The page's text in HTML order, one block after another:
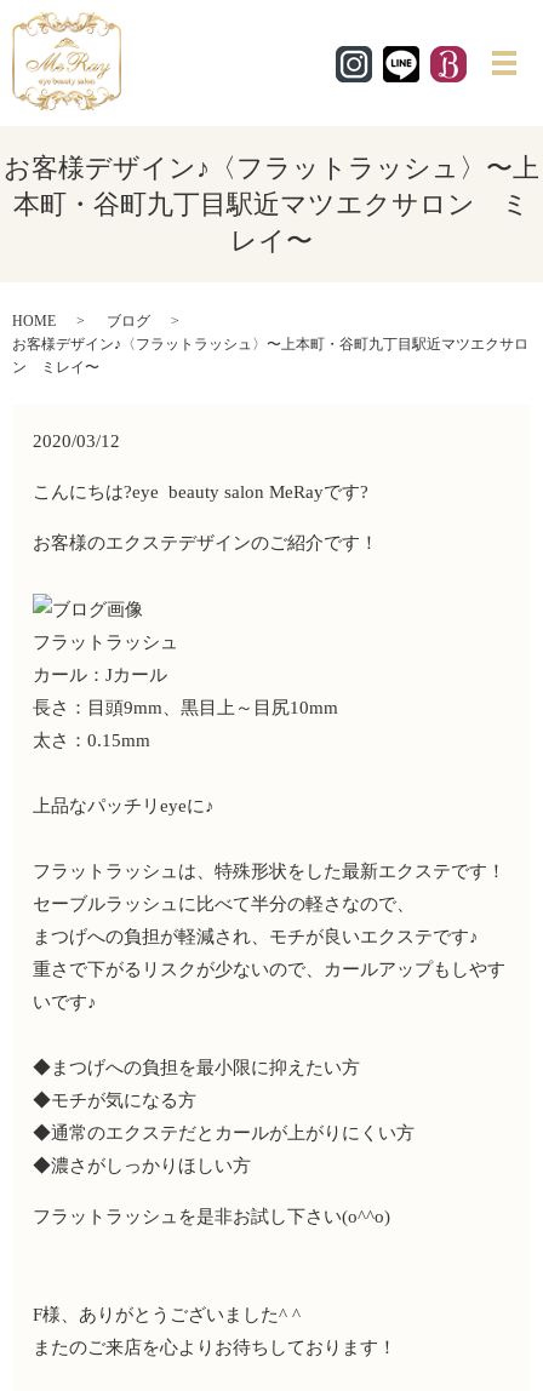
メ
お客様デザイン♪〈フラットラッシュ〉〜上
本町・谷町九丁目駅近マツエクサロン ミ
レイ〜
HOME
ブログ
お客様デザイン♪〈フラットラッシュ〉〜上本町・谷町九丁目駅近マツエクサロ
ン ミレイ〜
2020/03/12
こんにちは?eye beauty salon MeRayです?
お客様のエクステデザインのご紹介です！
フラットラッシュ
カール：Jカール
長さ：目頭9mm、黒目上～目尻10mm
太さ：0.15mm
上品なパッチリeyeに♪
フラットラッシュは、特殊形状をした最新エクステです！
セーブルラッシュに比べて半分の軽さなので、
まつげへの負担が軽減され、モチが良いエクステです♪
重さで下がるリスクが少ないので、カールアップもしやす
いです♪
◆まつげへの負担を最小限に抑えたい方
◆モチが気になる方
◆通常のエクステだとカールが上がりにくい方
◆濃さがしっかりほしい方
フラットラッシュを是非お試し下さい(o^^o)
F様、ありがとうございました^ ^
またのご来店を心よりお待ちしております！